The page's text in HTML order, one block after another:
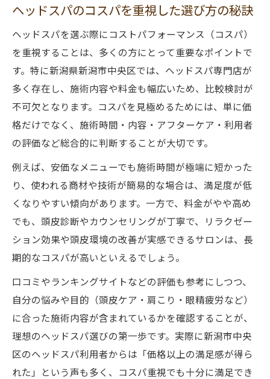
ヘッドスパのコスパを重視した選び方の秘訣
ヘッドスパを選ぶ際にコストパフォーマンス（コスパ）
を重視することは、多くの方にとって重要なポイントで
す。特に新潟県新潟市中央区では、ヘッドスパ専門店が
多く存在し、施術内容や料金も幅広いため、比較検討が
不可欠となります。コスパを見極めるためには、単に価
格だけでなく、施術時間・内容・アフターケア・利用者
の評価など総合的に判断することが大切です。
例えば、安価なメニューでも施術時間が極端に短かった
り、使われる商材や技術が簡易的な場合は、満足度が低
くなりやすい傾向があります。一方で、料金がやや高め
でも、頭皮診断やカウンセリングが丁寧で、リラクゼー
ション効果や頭皮環境の改善が実感できるサロンは、長
期的なコスパが高いといえるでしょう。
口コミやランキングサイトなどの評価も参考にしつつ、
自分の悩みや目的（頭皮ケア・肩こり・眼精疲労など）
に合った施術内容が含まれているかを確認することが、
理想のヘッドスパ選びの第一歩です。実際に新潟市中央
区のヘッドスパ利用者からは「価格以上の満足感が得ら
れた」という声も多く、コスパ重視でも十分に満足でき